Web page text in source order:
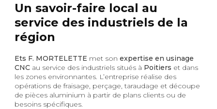
Un savoir-faire local au
service des industriels de la
région
Ets F. MORTELETTE met son expertise en usinage
CNC au service des industriels situés à Poitiers et dans
les zones environnantes. L’entreprise réalise des
opérations de fraisage, perçage, taraudage et découpe
de pièces aluminium à partir de plans clients ou de
besoins spécifiques.